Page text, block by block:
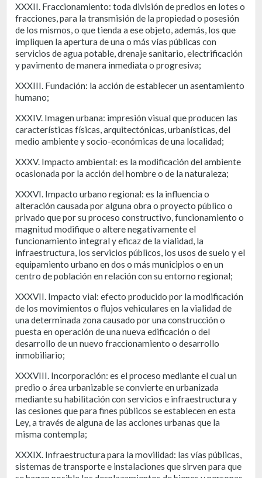
XXXII. Fraccionamiento: toda división de predios en lotes o
fracciones, para la transmisión de la propiedad o posesión
de los mismos, o que tienda a ese objeto, además, los que
impliquen la apertura de una o más vías públicas con
servicios de agua potable, drenaje sanitario, electrificación
y pavimento de manera inmediata o progresiva;
XXXIII. Fundación: la acción de establecer un asentamiento
humano;
XXXIV. Imagen urbana: impresión visual que producen las
características físicas, arquitectónicas, urbanísticas, del
medio ambiente y socio-económicas de una localidad;
XXXV. Impacto ambiental: es la modificación del ambiente
ocasionada por la acción del hombre o de la naturaleza;
XXXVI. Impacto urbano regional: es la influencia o
alteración causada por alguna obra o proyecto público o
privado que por su proceso constructivo, funcionamiento o
magnitud modifique o altere negativamente el
funcionamiento integral y eficaz de la vialidad, la
infraestructura, los servicios públicos, los usos de suelo y el
equipamiento urbano en dos o más municipios o en un
centro de población en relación con su entorno regional;
XXXVII. Impacto vial: efecto producido por la modificación
de los movimientos o flujos vehiculares en la vialidad de
una determinada zona causado por una construcción o
puesta en operación de una nueva edificación o del
desarrollo de un nuevo fraccionamiento o desarrollo
inmobiliario;
XXXVIII. Incorporación: es el proceso mediante el cual un
predio o área urbanizable se convierte en urbanizada
mediante su habilitación con servicios e infraestructura y
las cesiones que para fines públicos se establecen en esta
Ley, a través de alguna de las acciones urbanas que la
misma contempla;
XXXIX. Infraestructura para la movilidad: las vías públicas,
sistemas de transporte e instalaciones que sirven para que